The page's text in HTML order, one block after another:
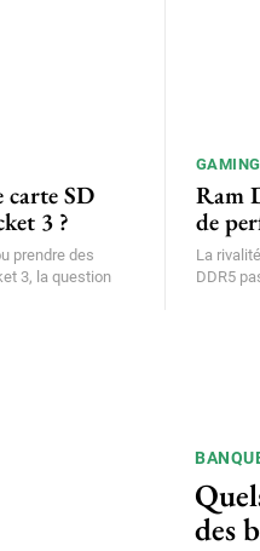
carte SD
3 ?
prendre des
3, la question
GAMING
Ram
de
La
DDR5
des